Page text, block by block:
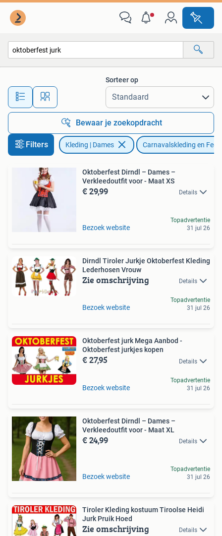
Alle afstanden…
Sorteer op
Bewaar je zoekopdracht
Filters Kleding | Dames Carnavalskleding en
Oktoberfest Dirndl – Dames –
Verkleedoutfit voor - Maat XS
€ 29,99 Details
Bezoek website
Topadvertentie
31 jul 26
Dirndl Tiroler Jurkje Oktoberfest Kleding
Lederhosen Vrouw
Zie omschrijving Details
Bezoek website
Topadvertentie
31 jul 26
Oktoberfest jurk Mega Aanbod -
Oktoberfest jurkjes kopen
€ 27,95 Details
Bezoek website
Topadvertentie
31 jul 26
Oktoberfest Dirndl – Dames –
Verkleedoutfit voor - Maat XL
€ 24,99 Details
Bezoek website
Topadvertentie
31 jul 26
Tiroler Kleding kostuum Tiroolse Heidi
Jurk Pruik Hoed
Zie omschrijving Details